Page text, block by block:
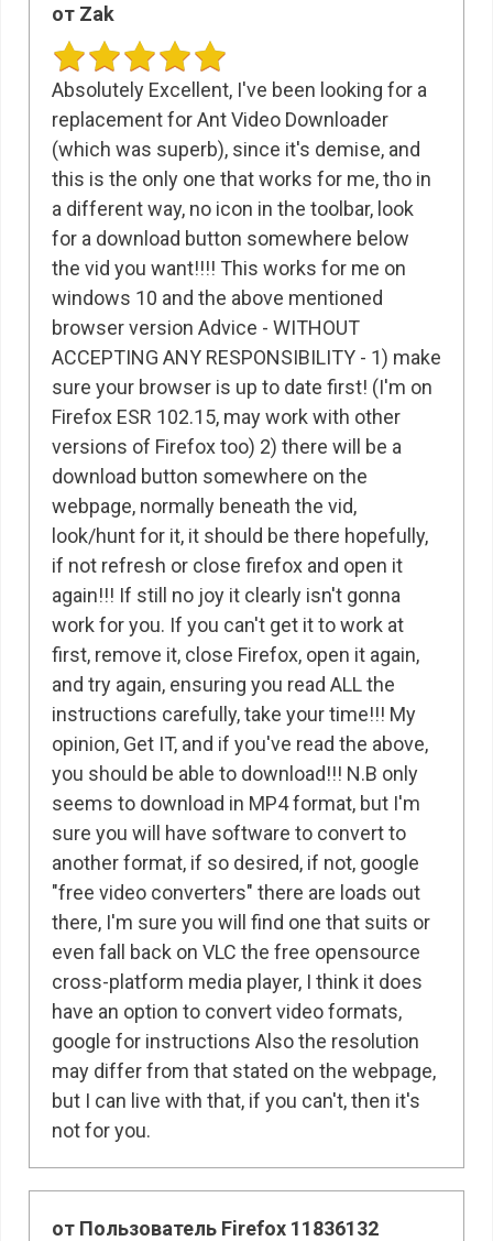
от Zak
Absolutely Excellent, I've been looking for a
replacement for Ant Video Downloader
(which was superb), since it's demise, and
this is the only one that works for me, tho in
a different way, no icon in the toolbar, look
for a download button somewhere below
the vid you want!!!! This works for me on
windows 10 and the above mentioned
browser version Advice - WITHOUT
ACCEPTING ANY RESPONSIBILITY - 1) make
sure your browser is up to date first! (I'm on
Firefox ESR 102.15, may work with other
versions of Firefox too) 2) there will be a
download button somewhere on the
webpage, normally beneath the vid,
look/hunt for it, it should be there hopefully,
if not refresh or close firefox and open it
again!!! If still no joy it clearly isn't gonna
work for you. If you can't get it to work at
first, remove it, close Firefox, open it again,
and try again, ensuring you read ALL the
instructions carefully, take your time!!! My
opinion, Get IT, and if you've read the above,
you should be able to download!!! N.B only
seems to download in MP4 format, but I'm
sure you will have software to convert to
another format, if so desired, if not, google
"free video converters" there are loads out
there, I'm sure you will find one that suits or
even fall back on VLC the free opensource
cross-platform media player, I think it does
have an option to convert video formats,
google for instructions Also the resolution
may differ from that stated on the webpage,
but I can live with that, if you can't, then it's
not for you.
от Пользователь Firefox 11836132